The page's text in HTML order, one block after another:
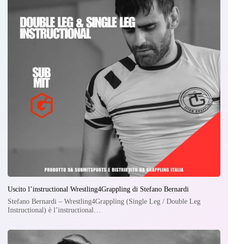
Uscito l’instructional Wrestling4Grappling di Stefano Bernardi
Stefano Bernardi – Wrestling4Grappling (Single Leg / Double Leg
Instructional) è l’instructional…